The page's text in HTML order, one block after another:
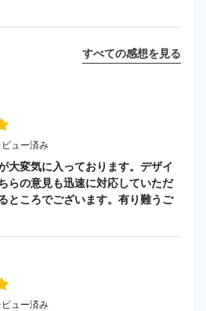
すべての感想を見る
ュー済み
大変気に入っております。デザイ
らの意見も迅速に対応していただ
ところでございます。有り難うご
ュー済み